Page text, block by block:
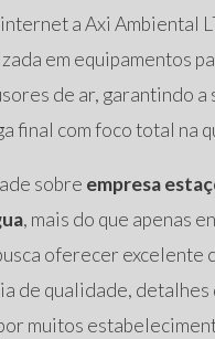
a Axi Ambiental
em equipamentos
de ar, garantindo a
final com foco total na
sobre empresa
, mais do que apenas
oferecer excelente
de qualidade, detalhes
muitos